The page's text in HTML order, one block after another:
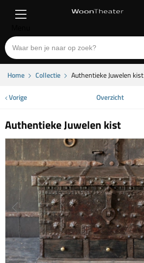
Home Collectie Authentieke Juwelen kist
Vorige Overzicht
Authentieke Juwelen kist